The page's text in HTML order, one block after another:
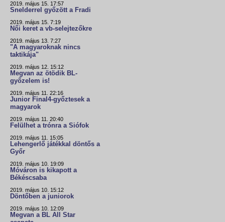
2019. május 15. 17:57
Snelderrel győzött a Fradi
2019. május 15. 7:19
Női keret a vb-selejtezőkre
2019. május 13. 7:27
"A magyaroknak nincs
taktikája"
2019. május 12. 15:12
Megvan az ötödik BL-
győzelem is!
2019. május 11. 22:16
Junior Final4-győztesek a
magyarok
2019. május 11. 20:40
Felülhet a trónra a Siófok
2019. május 11. 15:05
Lehengerlő játékkal döntős a
Győr
2019. május 10. 19:09
Móváron is kikapott a
Békéscsaba
2019. május 10. 15:12
Döntőben a juniorok
2019. május 10. 12:09
Megvan a BL All Star